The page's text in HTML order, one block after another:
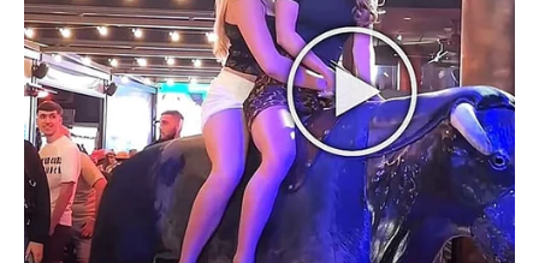
RIBE – KRAJ SAMOOBMANE
Ribe su znak iluzije, nade i vere u najbolje. Ali karma sada
skida veo sa očiju. Ribe koje su: